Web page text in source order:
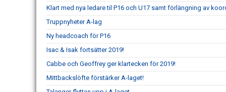
Klart med nya ledare til P16 och U17 samt förlängning av
Truppnyheter A-lag
Ny headcoach för P16
Isac & Isak fortsätter 2019!
Cabbe och Geoffrey ger klartecken för 2019!
Mittbackslöfte förstärker A-laget!